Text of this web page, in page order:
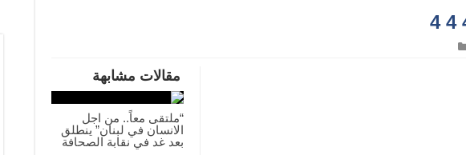
مقالات مشابهة
“ملتقى معاً.. من اجل
الانسان في لبنان” ينطلق
بعد غد في نقابة الصحافة